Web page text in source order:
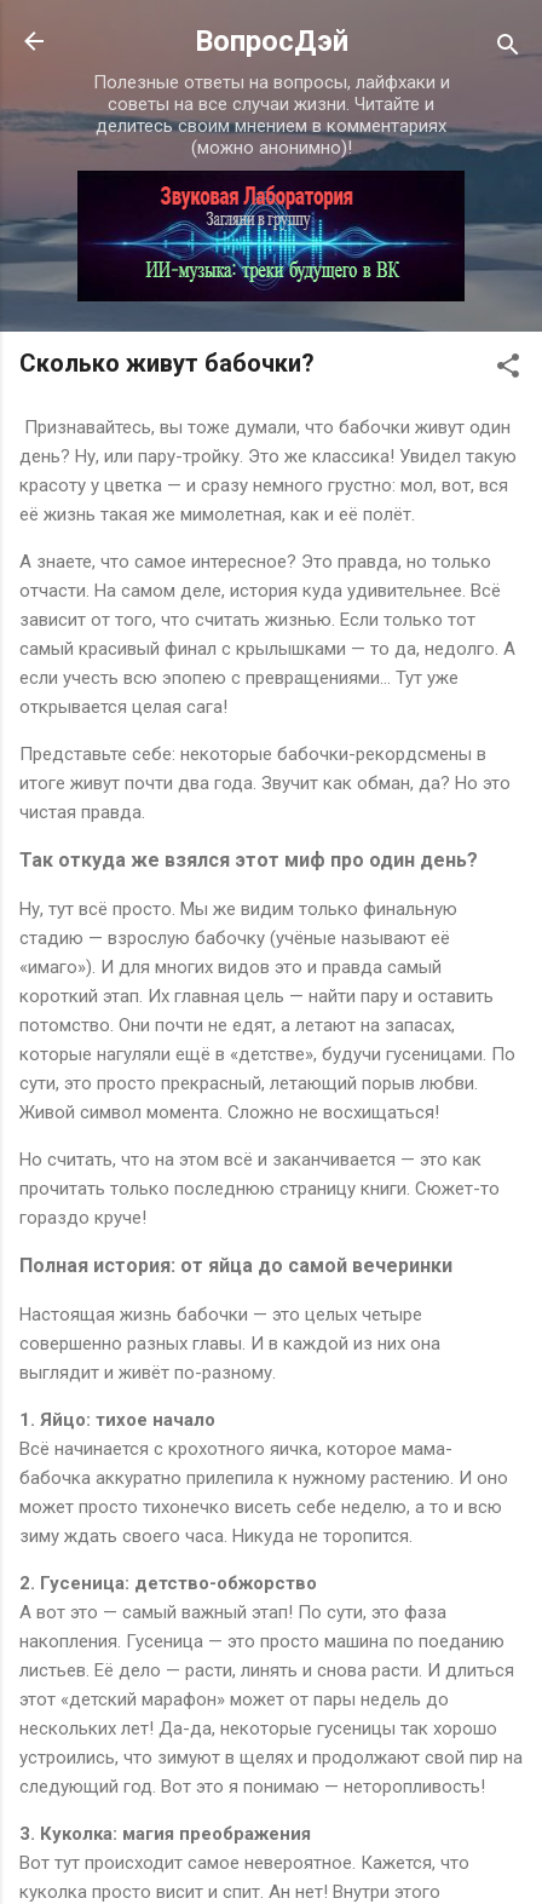
К основному контенту
ВопросДэй
Полезные ответы на вопросы, лайфхаки и
советы на все случаи жизни. Читайте и
делитесь своим мнением в комментариях
(можно анонимно)!
Сколько живут бабочки?
Признавайтесь, вы тоже думали, что бабочки живут один
день? Ну, или пару-тройку. Это же классика! Увидел такую
красоту у цветка — и сразу немного грустно: мол, вот, вся
её жизнь такая же мимолетная, как и её полёт.
А знаете, что самое интересное? Это правда, но только
отчасти. На самом деле, история куда удивительнее. Всё
зависит от того, что считать жизнью. Если только тот
самый красивый финал с крылышками — то да, недолго. А
если учесть всю эпопею с превращениями... Тут уже
открывается целая сага!
Представьте себе: некоторые бабочки-рекордсмены в
итоге живут почти два года. Звучит как обман, да? Но это
чистая правда.
Так откуда же взялся этот миф про один день?
Ну, тут всё просто. Мы же видим только финальную
стадию — взрослую бабочку (учёные называют её
«имаго»). И для многих видов это и правда самый
короткий этап. Их главная цель — найти пару и оставить
потомство. Они почти не едят, а летают на запасах,
которые нагуляли ещё в «детстве», будучи гусеницами. По
сути, это просто прекрасный, летающий порыв любви.
Живой символ момента. Сложно не восхищаться!
Но считать, что на этом всё и заканчивается — это как
прочитать только последнюю страницу книги. Сюжет-то
гораздо круче!
Полная история: от яйца до самой вечеринки
Настоящая жизнь бабочки — это целых четыре
совершенно разных главы. И в каждой из них она
выглядит и живёт по-разному.
1. Яйцо: тихое начало
Всё начинается с крохотного яичка, которое мама-
бабочка аккуратно прилепила к нужному растению. И оно
может просто тихонечко висеть себе неделю, а то и всю
зиму ждать своего часа. Никуда не торопится.
2. Гусеница: детство-обжорство
А вот это — самый важный этап! По сути, это фаза
накопления. Гусеница — это просто машина по поеданию
листьев. Её дело — расти, линять и снова расти. И длиться
этот «детский марафон» может от пары недель до
нескольких лет! Да-да, некоторые гусеницы так хорошо
устроились, что зимуют в щелях и продолжают свой пир на
следующий год. Вот это я понимаю — неторопливость!
3. Куколка: магия преображения
Вот тут происходит самое невероятное. Кажется, что
куколка просто висит и спит. Ан нет! Внутри этого